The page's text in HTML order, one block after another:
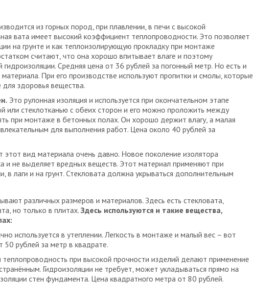
из горных пород, при плавлении, в печи с высокой
вата имеет высокий коэффициент теплопроводности. Это позволяет
на грунте и как теплоизолирующую прокладку при монтаже
считают, что она хорошо впитывает влаге и поэтому
Средняя цена от 36 рублей за погонный метр. Но есть и
При его производстве используют пропитки и смолы, которые
здоровья вещества.
Это рулонная изоляция и используется при окончательном этапе
или стеклотканью с обеих сторон и его можно проложить между
при монтаже в бетонных полах. Он хорошо держит влагу, а малая
для выполнения работ. Цена около 40 рублей за
этот вид материала очень давно. Новое поколение изолятора
и не выделяет вредных веществ. Этот материал применяют при
в лаги и на грунт. Стекловата должна укрываться дополнительным
различных размеров и материалов. Здесь есть стекловата,
но только в плитах.Здесь используются и такие вещества,
используется в утеплении. Легкость в монтаже и малый вес – вот
рублей за метр в квадрате.
теплопроводность при высокой прочности изделий делают применение
Гидроизоляции не требует, может укладываться прямо на
стен фундамента. Цена квадратного метра от 80 рублей.